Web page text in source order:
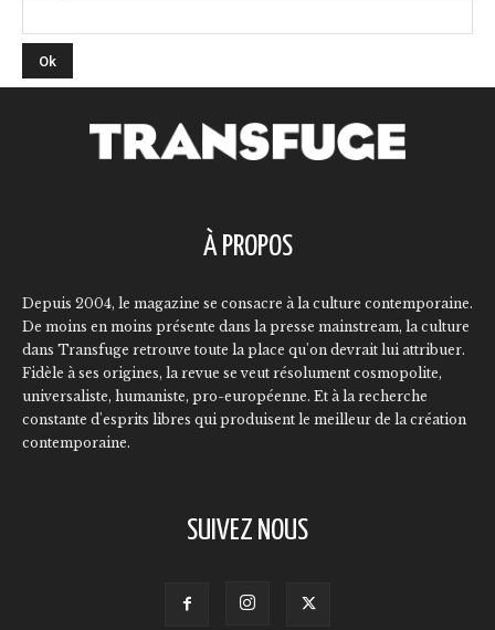
À PROPOS
Depuis 2004, le magazine se consacre à la culture contemporaine.
De moins en moins présente dans la presse mainstream, la culture
dans Transfuge retrouve toute la place qu'on devrait lui attribuer.
Fidèle à ses origines, la revue se veut résolument cosmopolite,
universaliste, humaniste, pro-européenne. Et à la recherche
constante d'esprits libres qui produisent le meilleur de la création
contemporaine.
SUIVEZ NOUS